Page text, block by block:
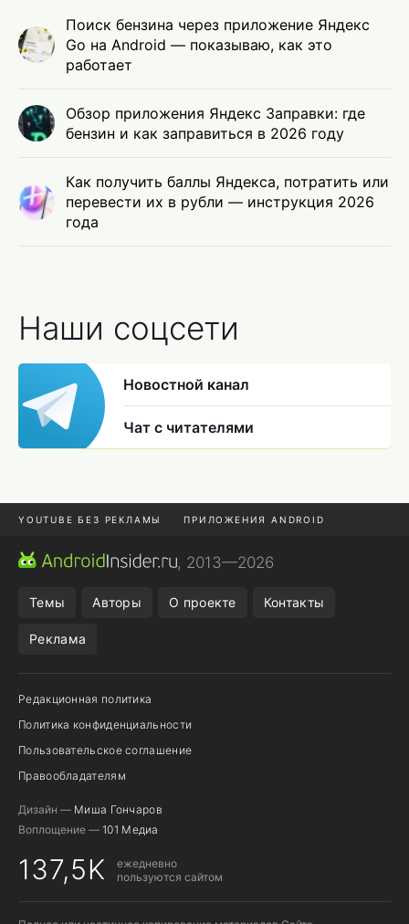
Поиск бензина через приложение Яндекс
Go на Android — показываю, как это
работает
Обзор приложения Яндекс Заправки: где
бензин и как заправиться в 2026 году
Как получить баллы Яндекса, потратить или
перевести их в рубли — инструкция 2026
года
Наши соцсети
Новостной канал
Чат с читателями
YOUTUBE БЕЗ РЕКЛАМЫ ПРИЛОЖЕНИЯ ANDROID
МЕССЕНДЖЕРЫ ONE UI 8.5
, 2013—2026
Темы Авторы О проекте Контакты
Реклама
Редакционная политика
Политика конфиденциальности
Пользовательское соглашение
Правообладателям
Дизайн — Миша Гончаров
Воплощение — 101 Медиа
137,5K
ежедневно
пользуются сайтом